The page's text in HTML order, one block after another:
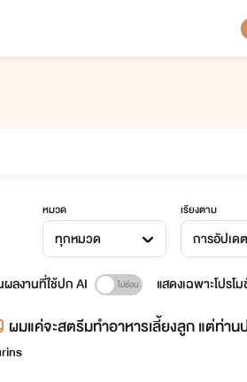
หมวด
ทุกหมวด
เรียงตาม
การอัปเดต
ลงานที่ใช้ปก AI แสดงเฉพาะโปรโ
ผมแค่จะสตรีมทำอาหารเลี้ยงลูก แต่ท่าน
วยหยุดเปย์ก่อนได้ไหมครับ